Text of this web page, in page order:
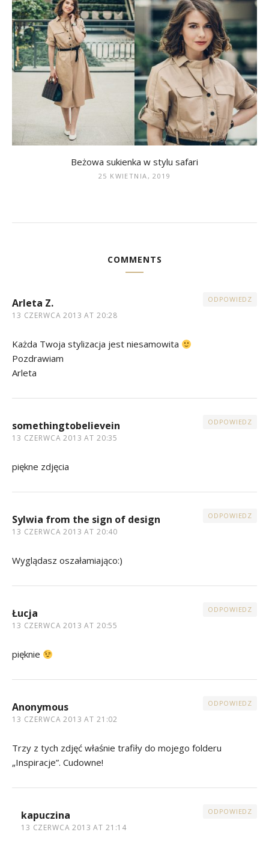
Beżowa sukienka w stylu safari
25 KWIETNIA, 2019
COMMENTS
Arleta Z.
13 CZERWCA 2013 AT 20:28
ODPOWIEDZ
Każda Twoja stylizacja jest niesamowita
Pozdrawiam
Arleta
somethingtobelievein
13 CZERWCA 2013 AT 20:35
ODPOWIEDZ
piękne zdjęcia
Sylwia from the sign of design
13 CZERWCA 2013 AT 20:40
ODPOWIEDZ
Wyglądasz oszałamiająco:)
Łucja
13 CZERWCA 2013 AT 20:55
ODPOWIEDZ
pięknie
Anonymous
13 CZERWCA 2013 AT 21:02
ODPOWIEDZ
Trzy z tych zdjęć właśnie trafiły do mojego folderu
„Inspiracje”. Cudowne!
kapuczina
13 CZERWCA 2013 AT 21:14
ODPOWIEDZ